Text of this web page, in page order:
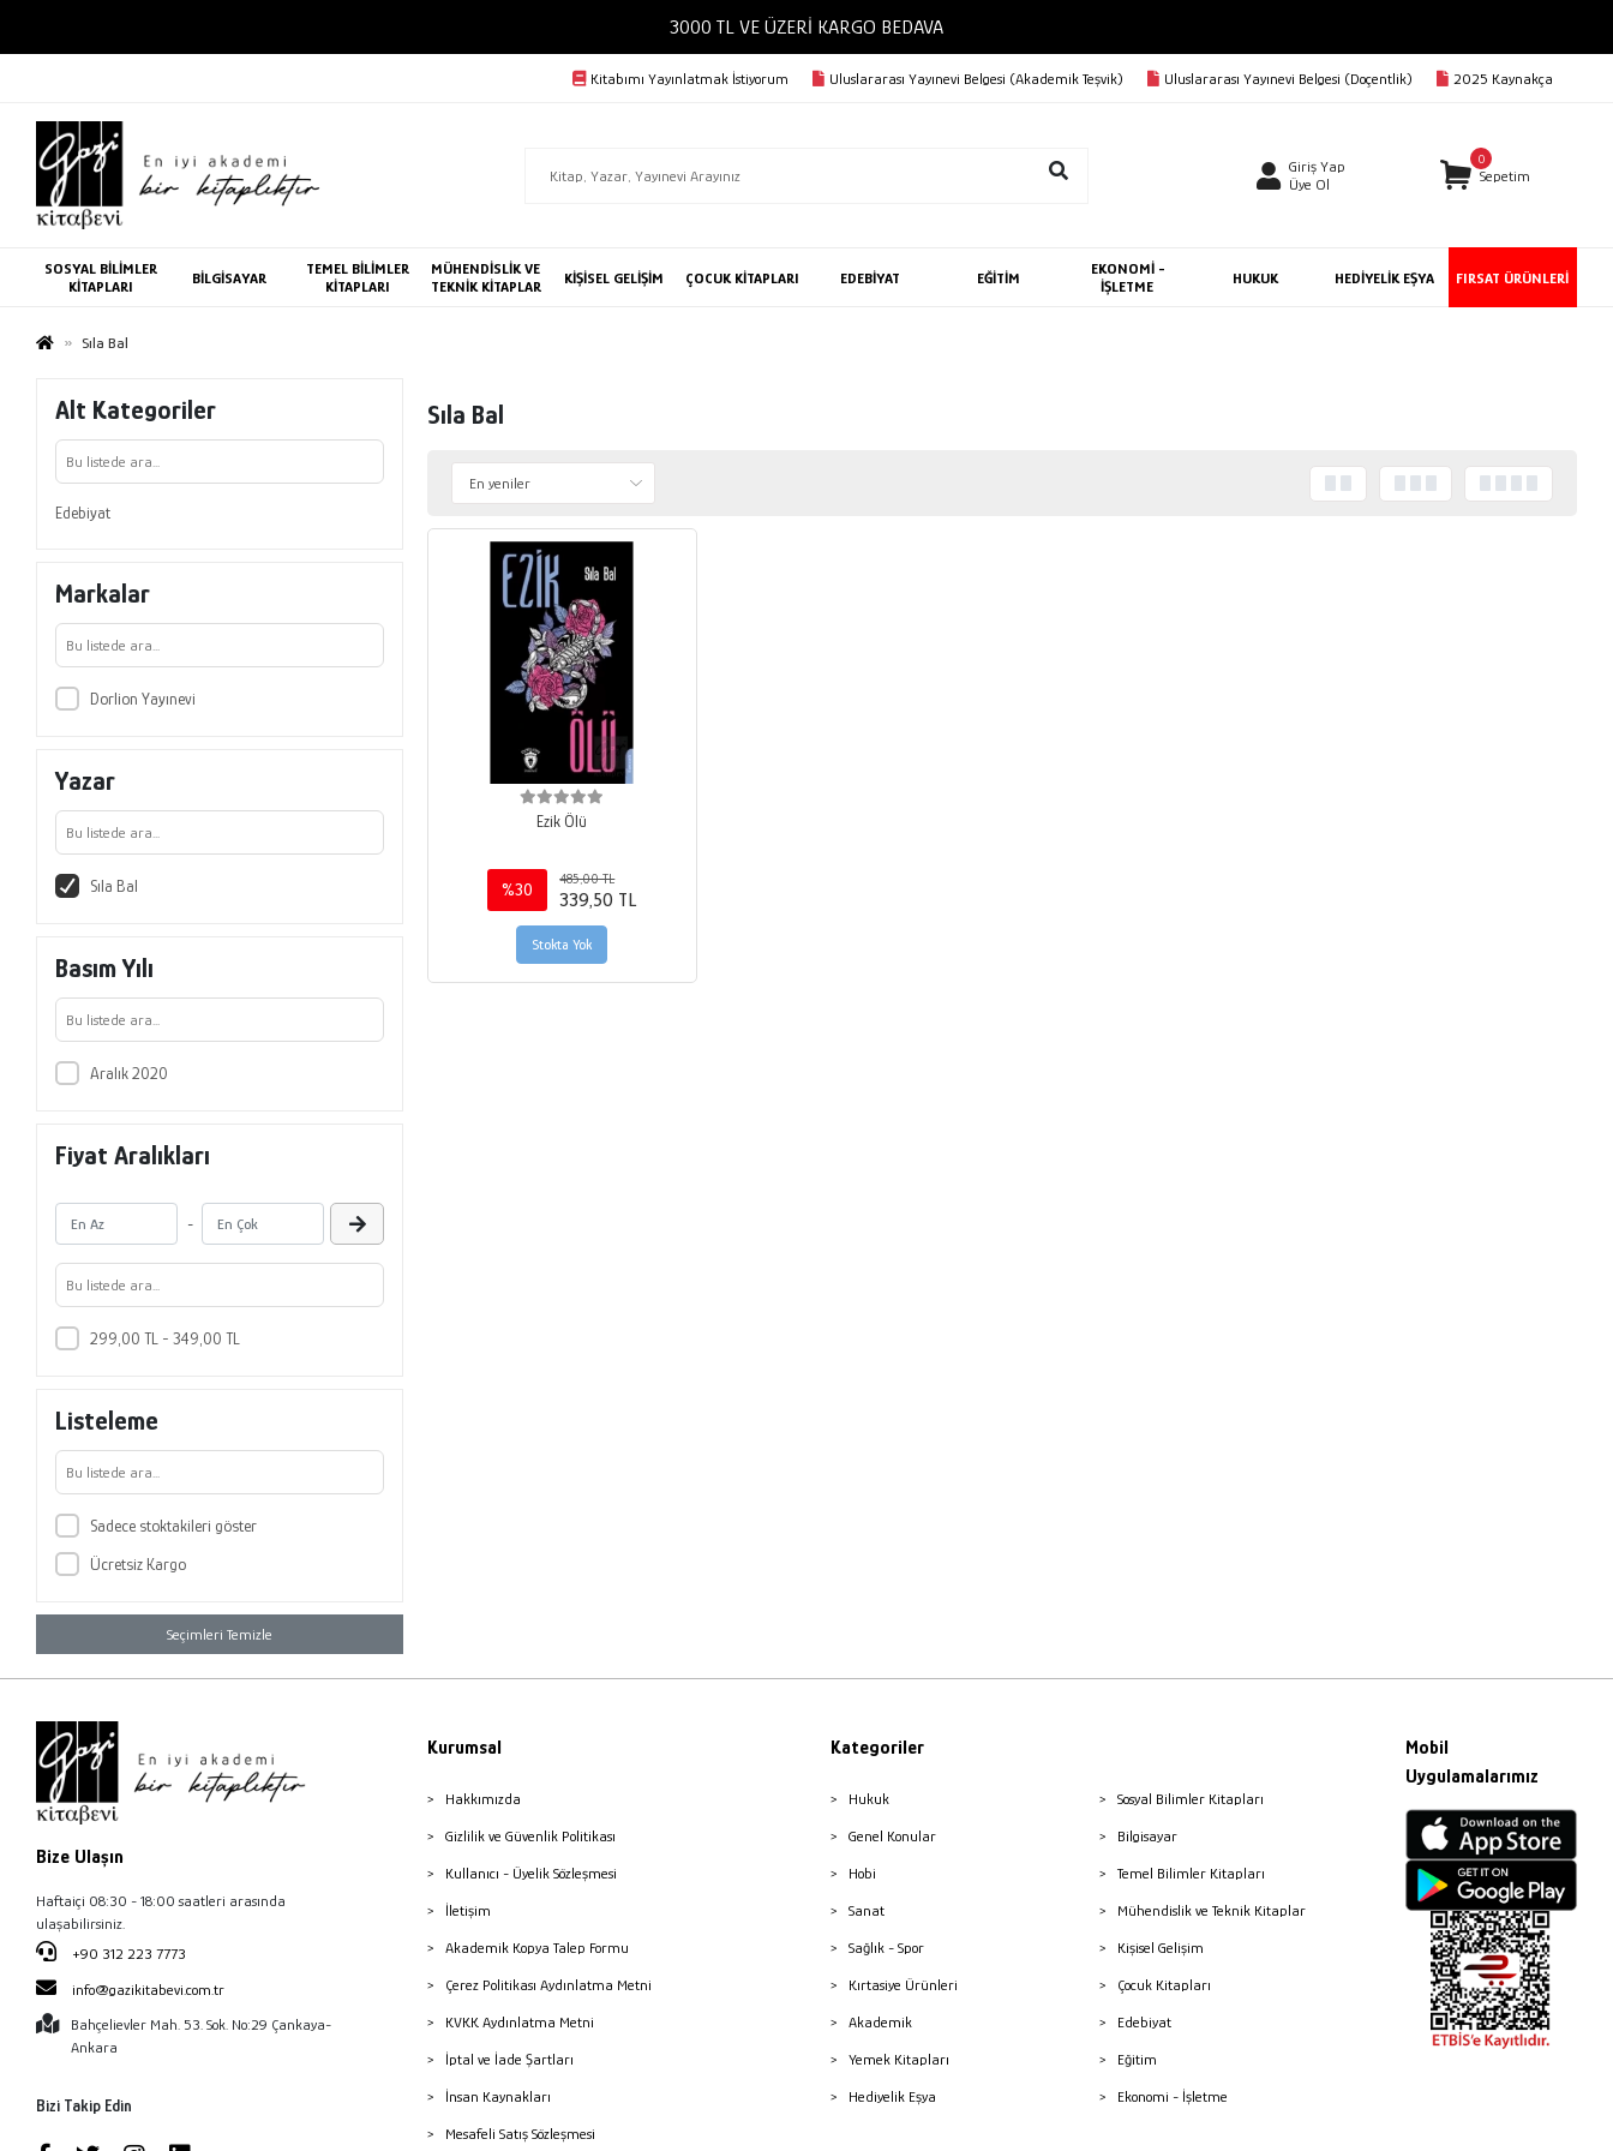
3000 TL VE ÜZERİ KARGO BEDAVA
Kitabımı Yayınlatmak İstiyorum Uluslararası Yayınevi Belgesi (Akademik Teşvik) Uluslararası Yayınevi Belgesi (Doçentlik) 2025 Kaynakça
Giriş Yap
Üye Ol
0
Sepetim
SOSYAL BİLİMLER
KİTAPLARI
BİLGİSAYAR
TEMEL BİLİMLER
KİTAPLARI
MÜHENDİSLİK VE
TEKNİK KİTAPLAR
KİŞİSEL GELİŞİM ÇOCUK KİTAPLARI EDEBİYAT EĞİTİM
EKONOMİ -
İŞLETME
HUKUK HEDİYELİK EŞYA FIRSAT ÜRÜNLERİ
Sıla Bal
Alt Kategoriler
Edebiyat
Markalar
Dorlion Yayınevi
Yazar
Sıla Bal
Basım Yılı
Aralık 2020
Fiyat Aralıkları
-
299,00 TL - 349,00 TL
Listeleme
Sadece stoktakileri göster
Ücretsiz Kargo
Seçimleri Temizle
Sıla Bal
Ezik Ölü
%30
485,00 TL
339,50 TL
Stokta Yok
Bize Ulaşın
Haftaiçi 08:30 - 18:00 saatleri arasında
ulaşabilirsiniz.
+90 312 223 7773
info@gazikitabevi.com.tr
Bahçelievler Mah. 53. Sok. No:29 Çankaya-
Ankara
Bizi Takip Edin
Kurumsal
Hakkımızda
Gizlilik ve Güvenlik Politikası
Kullanıcı - Üyelik Sözleşmesi
İletişim
Akademik Kopya Talep Formu
Çerez Politikası Aydınlatma Metni
KVKK Aydınlatma Metni
İptal ve İade Şartları
İnsan Kaynakları
Mesafeli Satış Sözleşmesi
Kategoriler
Hukuk
Genel Konular
Hobi
Sanat
Sağlık - Spor
Kırtasiye Ürünleri
Akademik
Yemek Kitapları
Hediyelik Eşya
Sosyal Bilimler Kitapları
Bilgisayar
Temel Bilimler Kitapları
Mühendislik ve Teknik Kitaplar
Kişisel Gelişim
Çocuk Kitapları
Edebiyat
Eğitim
Ekonomi - İşletme
Mobil
Uygulamalarımız